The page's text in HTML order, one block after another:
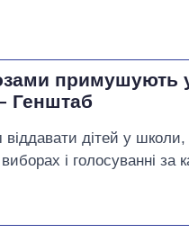
примушують
Генштаб
дітей у
і голосуванні за